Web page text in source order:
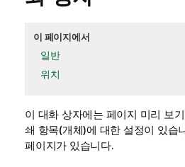
이 페이지에서
일반
위치
이 대화 상자에는 페이지 미리 보
쇄 항목(개체)에 대한 설정이 있습
페이지가 있습니다.